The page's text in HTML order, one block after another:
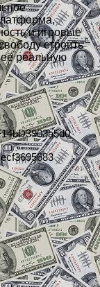
и игровые
строить
реальную